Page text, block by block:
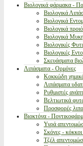
Βιολογικά φάρμακα -
Βιολογικά
Βιολογικά
Βιολογικά
Βιολογικά
Βιολογικές
Βιολογικές
Σκευάσματα
Λιπάσματα - Ορμόνες
Κοκκώδη
Λιπάσματα
Ρυθμιστές
Βελτιωτικά
Προσφορές
Βιοκτόνα -
Υγρά
Σκόνες -
Τζέλ